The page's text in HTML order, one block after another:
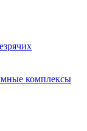
комплексы